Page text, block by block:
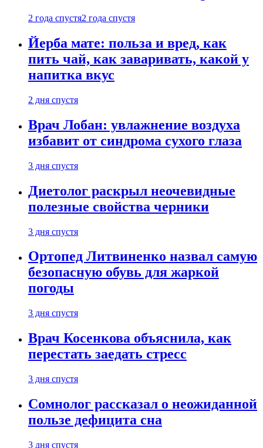
2 года спустя2 года спустя
Йерба мате: польза и вред, как
пить чай, как заваривать, какой у
напитка вкус
2 дня спустя
Врач Лобан: увлажнение воздуха
избавит от синдрома сухого глаза
3 дня спустя
Диетолог раскрыл неочевидные
полезные свойства черники
3 дня спустя
Ортопед Литвиненко назвал самую
безопасную обувь для жаркой
погоды
3 дня спустя
Врач Косенкова объяснила, как
перестать заедать стресс
3 дня спустя
Сомнолог рассказал о неожиданной
пользе дефицита сна
3 дня спустя